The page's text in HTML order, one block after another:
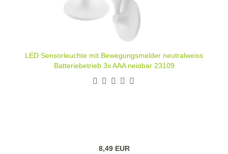
LED Sensorleuchte mit Bewegungsmelder neutralweiss
Batteriebetrieb 3x AAA neigbar 23109
8,49 EUR